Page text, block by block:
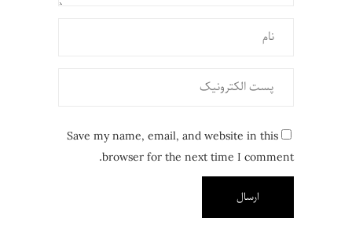
Save my name, email, and website in this
browser for the next time I comment.